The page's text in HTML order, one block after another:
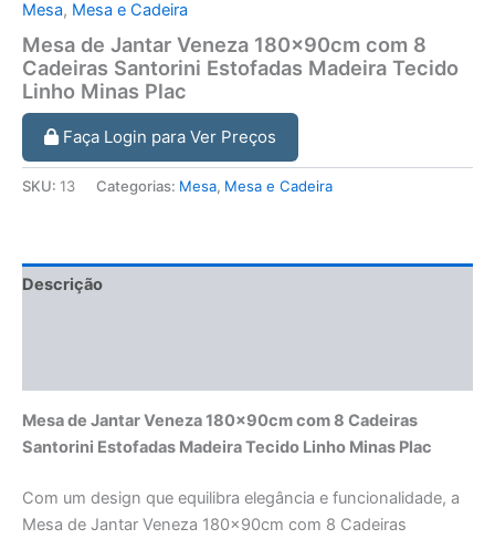
Mesa, Mesa e Cadeira
Mesa de Jantar Veneza 180x90cm com 8
Cadeiras Santorini Estofadas Madeira Tecido
Linho Minas Plac
Faça Login para Ver Preços
SKU: 13 Categorias: Mesa, Mesa e Cadeira
Descrição
Mesa de Jantar Veneza 180x90cm com 8 Cadeiras
Santorini Estofadas Madeira Tecido Linho Minas Plac
Com um design que equilibra elegância e funcionalidade, a
Mesa de Jantar Veneza 180x90cm com 8 Cadeiras